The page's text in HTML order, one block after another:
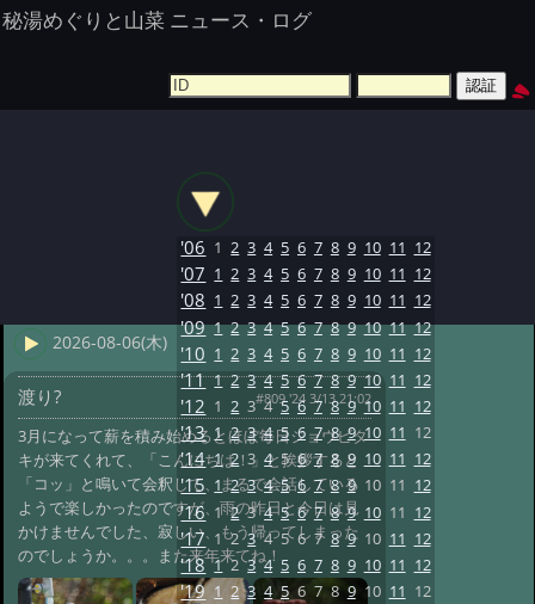
秘湯めぐりと山菜 ニュース・ログ
2026-08-06(木)
渡り? #809 '24 3/13 21:02
3月になって薪を積み始めるとほぼ毎日ジョウビタ
キが来てくれて、「こんにちは！」と挨拶すると
「コッ」と鳴いて会釈して、まるで会話している
ようで楽しかったのですが、雨の昨日と今日は見
かけませんでした、寂しい、もう帰ってしまった
のでしょうか。。。また来年来てね！
'06 1 2 3 4 5 6 7 8 9 10 11 12
'07 1 2 3 4 5 6 7 8 9 10 11 12
'08 1 2 3 4 5 6 7 8 9 10 11 12
'09 1 2 3 4 5 6 7 8 9 10 11 12
'10 1 2 3 4 5 6 7 8 9 10 11 12
'11 1 2 3 4 5 6 7 8 9 10 11 12
'12 1 2 3 4 5 6 7 8 9 10 11 12
'13 1 2 3 4 5 6 7 8 9 10 11 12
'14 1 2 3 4 5 6 7 8 9 10 11 12
'15 1 2 3 4 5 6 7 8 9 10 11 12
'16 1 2 3 4 5 6 7 8 9 10 11 12
'17 1 2 3 4 5 6 7 8 9 10 11 12
'18 1 2 3 4 5 6 7 8 9 10 11 12
'19 1 2 3 4 5 6 7 8 9 10 11 12